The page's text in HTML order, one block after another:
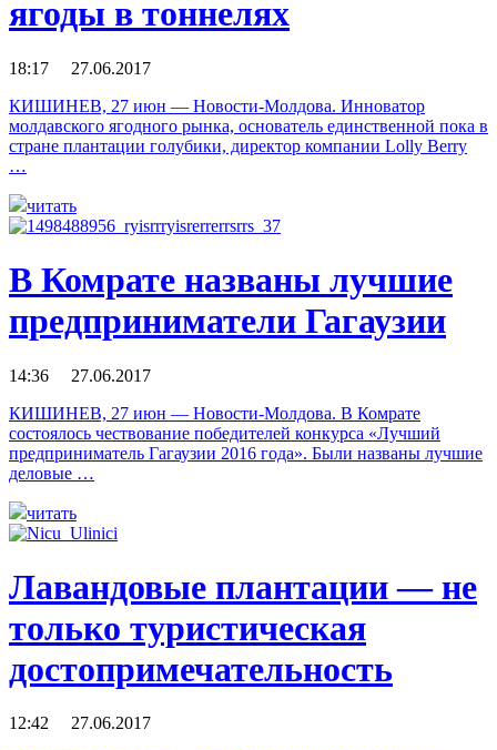
ягоды в тоннелях
18:17 27.06.2017
КИШИНЕВ, 27 июн — Новости-Молдова. Инноватор
молдавского ягодного рынка, основатель единственной пока в
стране плантации голубики, директор компании Lolly Berry
…
читать
В Комрате названы лучшие
предприниматели Гагаузии
14:36 27.06.2017
КИШИНЕВ, 27 июн — Новости-Молдова. В Комрате
состоялось чествование победителей конкурса «Лучший
предприниматель Гагаузии 2016 года». Были названы лучшие
деловые …
читать
Лавандовые плантации — не
только туристическая
достопримечательность
12:42 27.06.2017